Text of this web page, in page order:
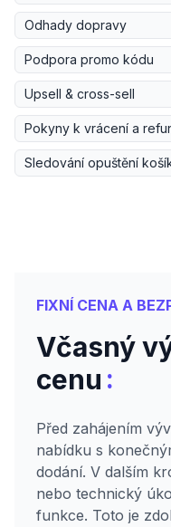
Odhady dopravy
Podpora promo kódu
Upsell & cross-sell
Pokyny k vrácení a
Sledování opuštění
FIXNÍ CENA A
Včasný
cenu :
Před zahájením
nabídku s
dodání. V dalším
nebo technický
funkce. Toto je